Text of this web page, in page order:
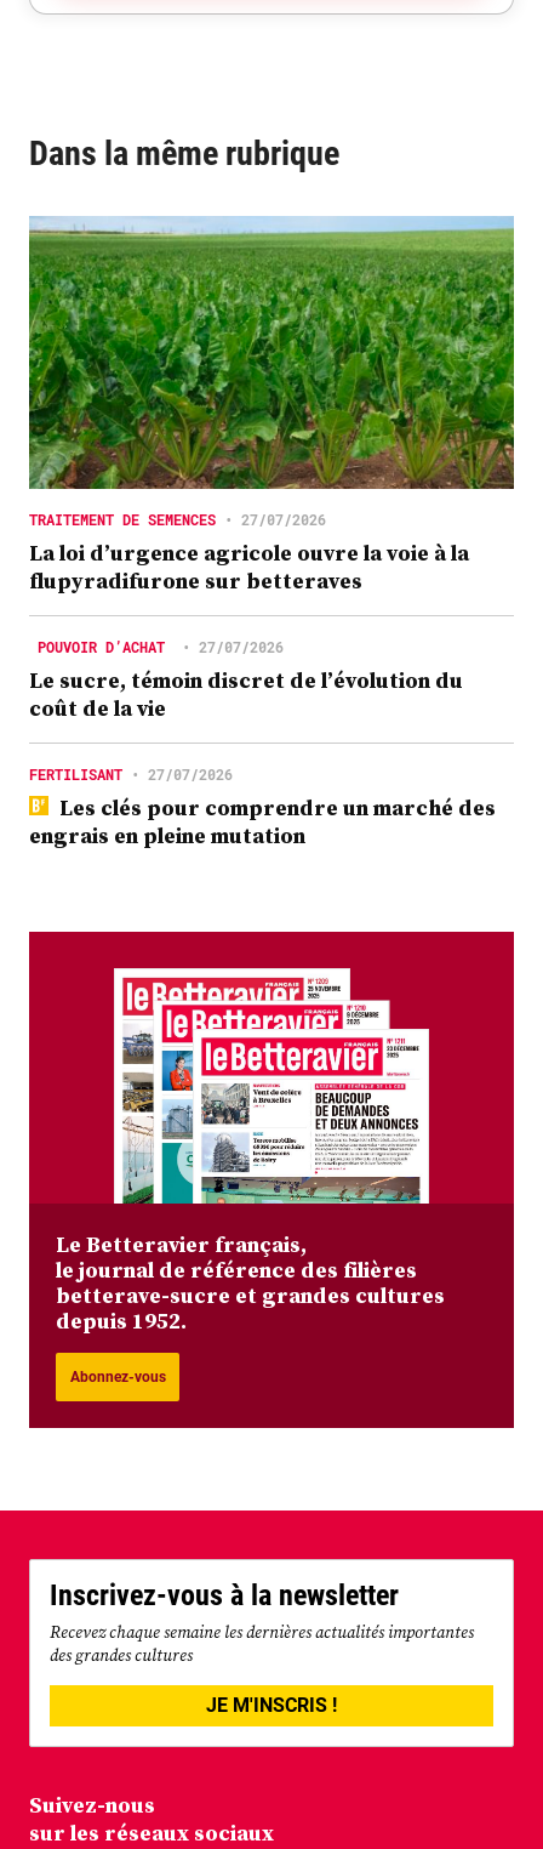
Dans la même rubrique
TRAITEMENT DE SEMENCES • 27/07/2026
La loi d’urgence agricole ouvre la voie à la
flupyradifurone sur betteraves
POUVOIR D’ACHAT • 27/07/2026
Le sucre, témoin discret de l’évolution du
coût de la vie
FERTILISANT • 27/07/2026
Les clés pour comprendre un marché des
engrais en pleine mutation
Le Betteravier français,
le journal de référence des filières
betterave-sucre et grandes cultures
depuis 1952.
Abonnez-vous
Inscrivez-vous à la newsletter
Recevez chaque semaine les dernières actualités importantes
des grandes cultures
JE M'INSCRIS !
Suivez-nous
sur les réseaux sociaux